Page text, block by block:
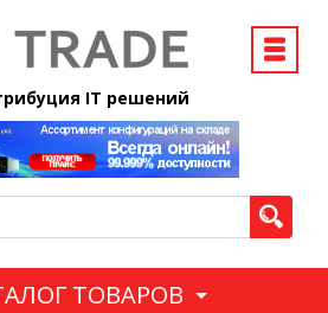
IT решений
ТОВАРОВ